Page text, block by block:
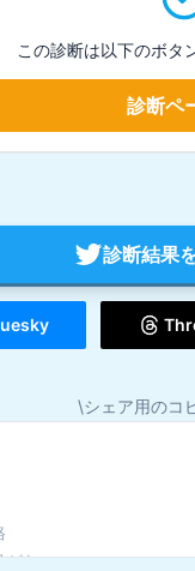
この診断は以下のボタ
診断ペ
診断結果
\シェア用のコ